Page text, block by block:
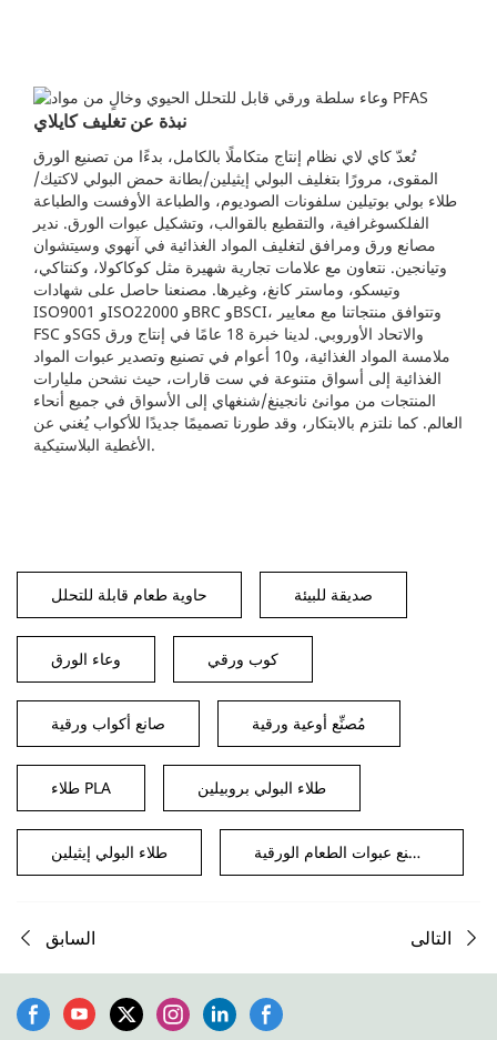
نبذة عن تغليف كايلاي
تُعدّ كاي لاي نظام إنتاج متكاملًا بالكامل، بدءًا من تصنيع الورق
المقوى، مرورًا بتغليف البولي إيثيلين/بطانة حمض البولي لاكتيك/
طلاء بولي بوتيلين سلفونات الصوديوم، والطباعة الأوفست والطباعة
الفلكسوغرافية، والتقطيع بالقوالب، وتشكيل عبوات الورق. ندير
مصانع ورق ومرافق لتغليف المواد الغذائية في آنهوي وسيتشوان
وتيانجين. نتعاون مع علامات تجارية شهيرة مثل كوكاكولا، وكنتاكي،
وتيسكو، وماستر كانغ، وغيرها. مصنعنا حاصل على شهادات
ISO9001 وISO22000 وBRC وBSCI، وتتوافق منتجاتنا مع معايير
FSC وSGS والاتحاد الأوروبي. لدينا خبرة 18 عامًا في إنتاج ورق
ملامسة المواد الغذائية، و10 أعوام في تصنيع وتصدير عبوات المواد
الغذائية إلى أسواق متنوعة في ست قارات، حيث نشحن مليارات
المنتجات من موانئ نانجينغ/شنغهاي إلى الأسواق في جميع أنحاء
العالم. كما نلتزم بالابتكار، وقد طورنا تصميمًا جديدًا للأكواب يُغني عن
الأغطية البلاستيكية.
حاوية طعام قابلة للتحلل صديقة للبيئة
وعاء الورق كوب ورقي
صانع أكواب ورقية مُصنِّع أوعية ورقية
طلاء PLA طلاء البولي بروبيلين
طلاء البولي إيثيلين مصنع عبوات الطعام الورقية
السابق التالى